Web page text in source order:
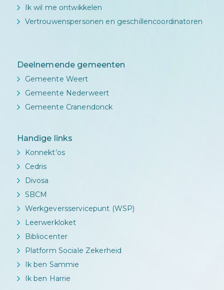
Ik wil me ontwikkelen
Vertrouwenspersonen en geschillencoordinatoren
Deelnemende gemeenten
Gemeente Weert
Gemeente Nederweert
Gemeente Cranendonck
Handige links
Konnekt’os
Cedris
Divosa
SBCM
Werkgeversservicepunt (WSP)
Leerwerkloket
Bibliocenter
Platform Sociale Zekerheid
Ik ben Sammie
Ik ben Harrie